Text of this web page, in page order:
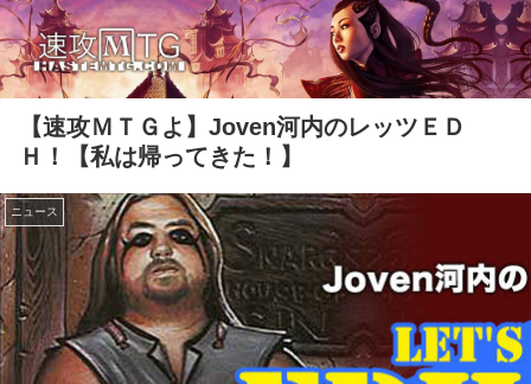
【速攻ＭＴＧよ】Joven河内のレッツＥＤ
Ｈ！【私は帰ってきた！】
ニュース